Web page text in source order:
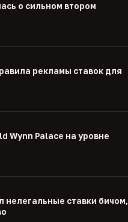
о сильном втором
рекламы ставок для
Wynn Palace на уровне
нелегальные ставки бичом,